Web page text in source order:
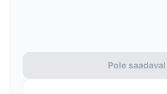
Pole saadaval